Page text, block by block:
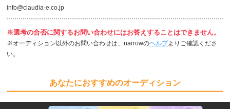
info@claudia-e.co.jp
※選考の合否に関するお問い合わせにはお答えすることはできません。
※オーディション以外のお問い合わせは、narrowのヘルプよりご確認くださ
い。
あなたにおすすめのオーディション